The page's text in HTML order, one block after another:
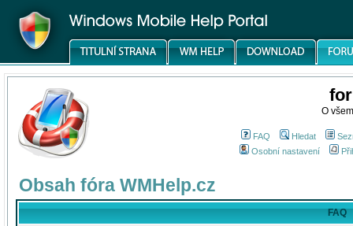
O
FAQ Hledat
Osobní nastavení
Obsah fóra WMHelp.cz
FAQ